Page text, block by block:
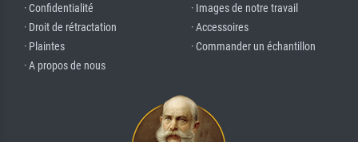
· Confidentialité
· Droit de rétractation
· Plaintes
· A propos de nous
· Images de notre travail
· Accessoires
· Commander un échantillon